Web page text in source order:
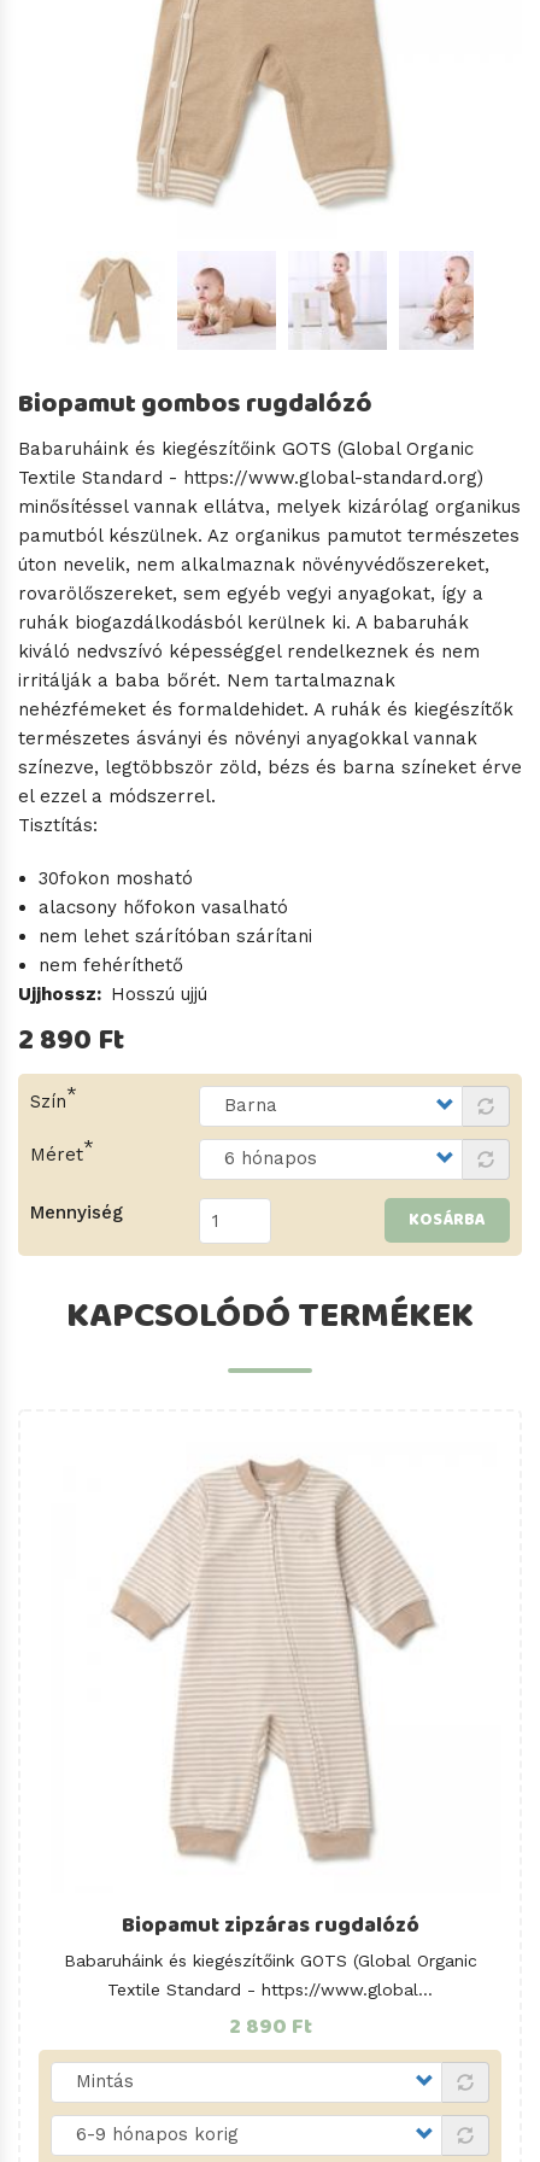
Biopamut gombos rugdalózó
Babaruháink és kiegészítőink GOTS (Global Organic
Textile Standard - https://www.global-standard.org)
minősítéssel vannak ellátva, melyek kizárólag organikus
pamutból készülnek. Az organikus pamutot természetes
úton nevelik, nem alkalmaznak növényvédőszereket,
rovarölőszereket, sem egyéb vegyi anyagokat, így a
ruhák biogazdálkodásból kerülnek ki. A babaruhák
kiváló nedvszívó képességgel rendelkeznek és nem
irritálják a baba bőrét. Nem tartalmaznak
nehézfémeket és formaldehidet. A ruhák és kiegészítők
természetes ásványi és növényi anyagokkal vannak
színezve, legtöbbször zöld, bézs és barna színeket érve
el ezzel a módszerrel.
Tisztítás:
30fokon mosható
alacsony hőfokon vasalható
nem lehet szárítóban szárítani
nem fehéríthető
Ujjhossz
Hosszú ujjú
2 890 Ft
Szín
Méret
Mennyiség KOSÁRBA
KAPCSOLÓDÓ TERMÉKEK
Biopamut zipzáras rugdalózó
Babaruháink és kiegészítőink GOTS (Global Organic
Textile Standard - https://www.global...
2 890 Ft